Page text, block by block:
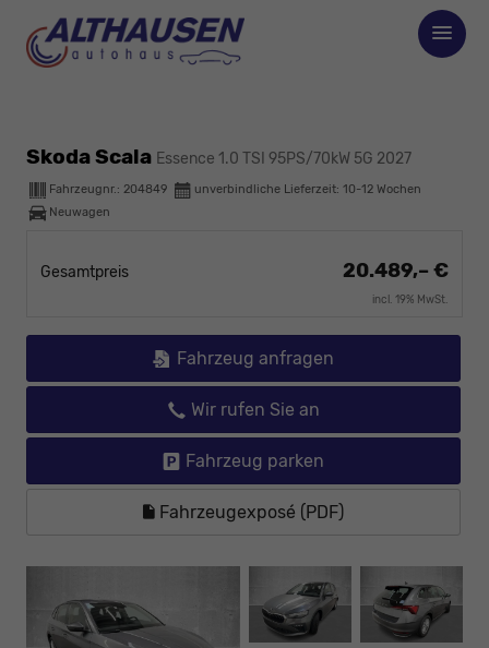
Skoda Scala Essence 1.0 TSI 95PS/70kW 5G 2027
Fahrzeugnr.: 204849
unverbindliche Lieferzeit: 10-12 Wochen
Neuwagen
Gesamtpreis 20.489,– €
incl. 19% MwSt.
Fahrzeug anfragen
Wir rufen Sie an
Fahrzeug parken
Fahrzeugexposé (PDF)